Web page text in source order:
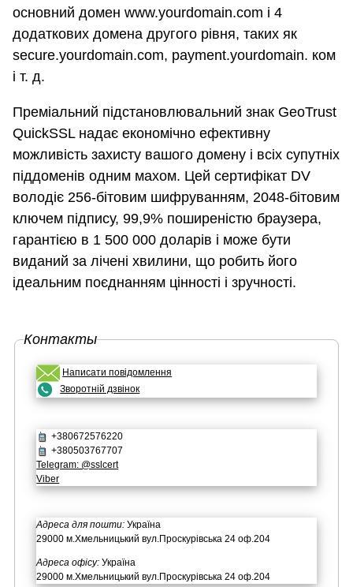
основний домен www.yourdomain.com і 4
додаткових домена другого рівня, таких як
secure.yourdomain.com, payment.yourdomain. ком
і т. д.
Преміальний підстановлювальний знак GeoTrust
QuickSSL надає економічно ефективну
можливість захисту вашого домену і всіх супутніх
піддоменів одним махом. Цей сертифікат DV
володіє 256-бітовим шифруванням, 2048-бітовим
ключем підпису, 99,9% поширеністю браузера,
гарантією в 1 500 000 доларів і може бути
виданий за лічені хвилини, що робить його
ідеальним поєднанням цінності і зручності.
Контакты
Написати повідомлення
Зворотній дзвінок
+380672576220
+380503767707
Telegram: @sslcert
Viber
Адреса для пошти: Україна
29000 м.Хмельницький вул.Проскурівська 24 оф.204
Адреса офісу: Україна
29000 м.Хмельницький вул.Проскурівська 24 оф.204